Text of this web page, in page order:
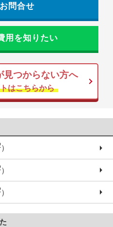
問合せ
用を知りたい
見つからない方へ
はこちらから
）
）
）